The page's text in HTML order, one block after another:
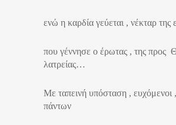
ενώ η καρδία γεύεται , νέκταρ της
που γέννησε ο έρωτας , της προς
λατρείας…
Με ταπεινή υπόσταση , ευχόμενοι
πάντων